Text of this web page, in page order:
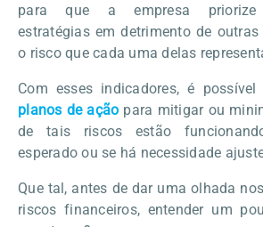
para que a empresa priorize
estratégias em detrimento de
o risco que cada uma delas
Com esses indicadores, é
planos de ação para mitigar ou
de tais riscos estão
esperado ou se há necessidade
Que tal, antes de dar uma olhada
riscos financeiros, entender um